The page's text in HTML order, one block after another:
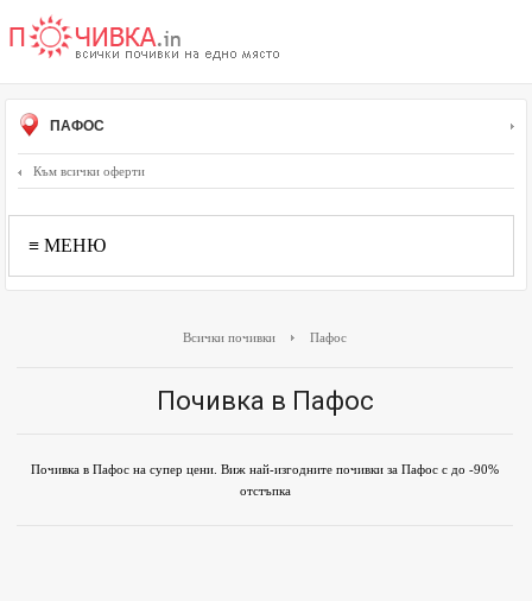
ПАФОС
Към всички оферти
≡ МЕНЮ
Всички почивки Пафос
Почивка в Пафос
Почивка в Пафос на супер цени. Виж най-изгодните почивки за Пафос с до -90%
отстъпка